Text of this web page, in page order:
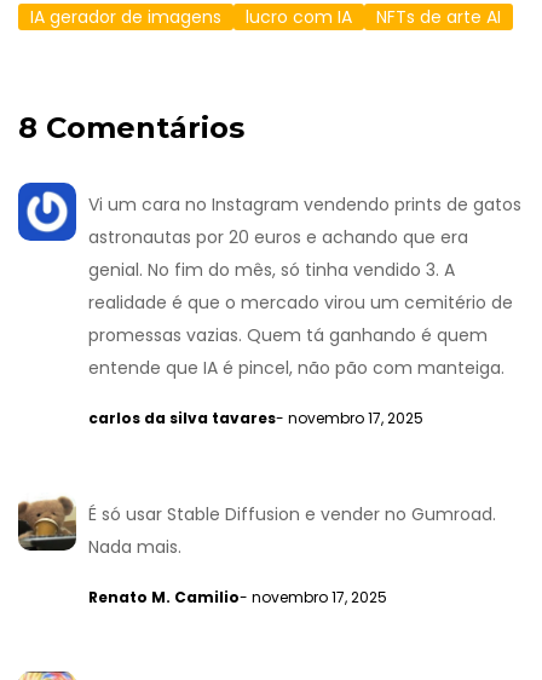
IA gerador de imagens
lucro com IA NFTs de arte AI
8 Comentários
Vi um cara no Instagram vendendo prints de gatos
astronautas por 20 euros e achando que era
genial. No fim do mês, só tinha vendido 3. A
realidade é que o mercado virou um cemitério de
promessas vazias. Quem tá ganhando é quem
entende que IA é pincel, não pão com manteiga.
carlos da silva tavares- novembro 17, 2025
É só usar Stable Diffusion e vender no Gumroad.
Nada mais.
Renato M. Camilio- novembro 17, 2025